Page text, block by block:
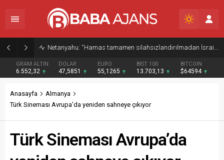
Netanyahu: “Hamas tamamen silahsızlandırılmadan İsrail Gazze’den çekilmeyecek”
GRAM ALTIN
6.552,32
DOLAR
47,5851
EURO
55,1265
BIST 100
13.703,13
BITCOIN
$64594
Anasayfa
Almanya
Türk Sineması Avrupa’da yeniden sahneye çıkıyor
Türk Sineması Avrupa’da